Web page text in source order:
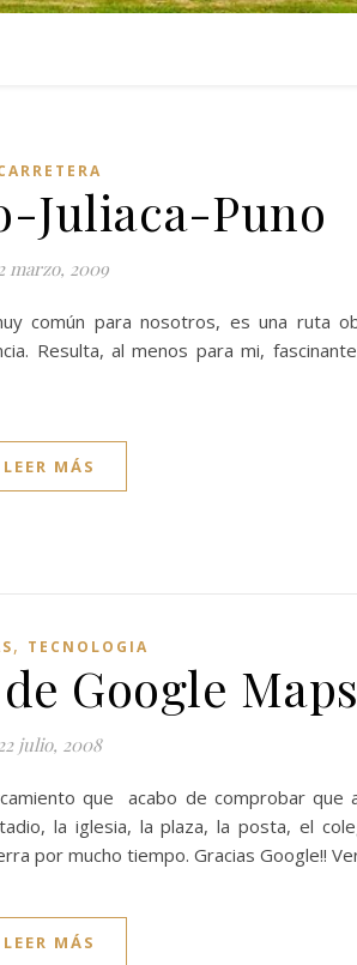
Juliaca-Puno
marzo, 2009
común para nosotros, es una ruta
Resulta, al menos para mi,
LEER MÁS
, TECNOLOGIA
Google Maps
julio, 2008
que acabo de comprobar que
la iglesia, la plaza, la posta, el
por mucho tiempo. Gracias Google!!
LEER MÁS